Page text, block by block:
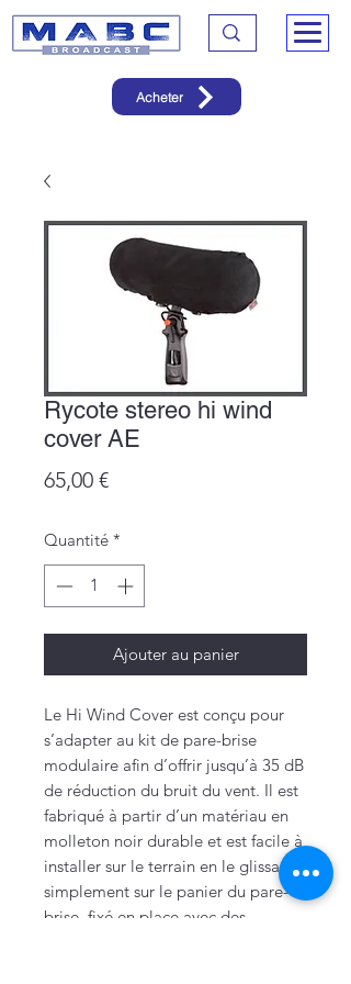
Acheter
Rycote stereo hi wind
cover AE
65,00 €Prix
Quantité *
Ajouter au panier
Le Hi Wind Cover est conçu pour
s’adapter au kit de pare-brise
modulaire afin d’offrir jusqu’à 35 dB
de réduction du bruit du vent. Il est
fabriqué à partir d’un matériau en
molleton noir durable et est facile à
installer sur le terrain en le glissant
simplement sur le panier du pare-
brise, fixé en place avec des